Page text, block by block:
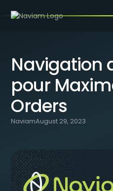
BLOG / NAVIGATION DÉTAILLÉE
Navigation
pour
Orders
NaviamAugust 29, 2023